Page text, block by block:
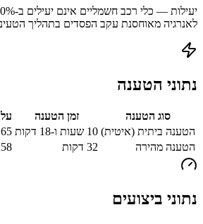
לאנרגיה מאוחסנת עקב הפסדים בתהליך
נתוני הטענה
סוג הטענה זמן הטענה
הטענה ביתית (איטית) 10 שעות ו-18 דקות 65
הטענה מהירה
32 דקות
נתוני ביצועים